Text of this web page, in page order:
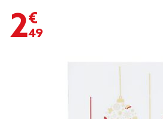
2,49 €